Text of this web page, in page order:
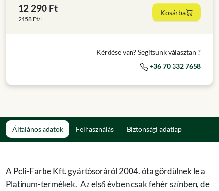
12 290 Ft
2458 Ft/l
Kosárba
Kérdése van? Segítsünk választani?
+36 70 332 7658
Általános adatok Felhasználás Biztonsági adatlap
A Poli-Farbe Kft. gyártósoráról 2004. óta gördülnek le a
Platinum-termékek. Az első évben csak fehér színben, de